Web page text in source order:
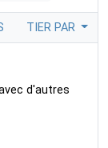
TIER PAR
d'autres